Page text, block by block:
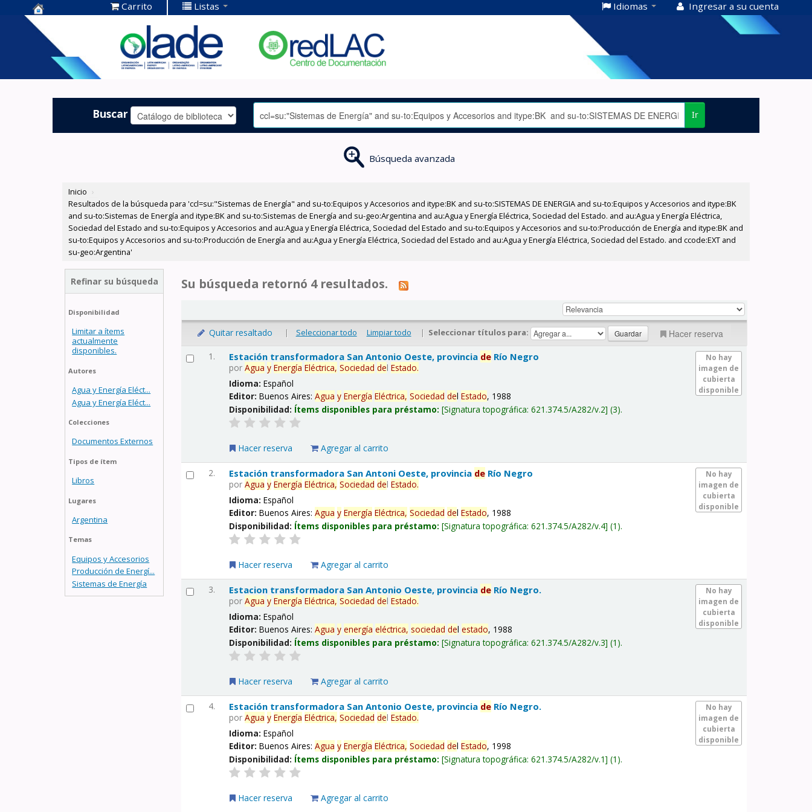
Centro de
Documentación
OLADE -
Carrito Listas Idiomas Ingresar a su cuenta
Buscar Ir
Búsqueda avanzada
Inicio ›
Resultados de la búsqueda para 'ccl=su:"Sistemas de Energía" and su-to:Equipos y Accesorios and itype:BK and su-to:SISTEMAS DE ENERGIA and su-to:Equipos y Accesorios and itype:BK
and su-to:Sistemas de Energía and itype:BK and su-to:Sistemas de Energía and su-geo:Argentina and au:Agua y Energía Eléctrica, Sociedad del Estado. and au:Agua y Energía Eléctrica,
Sociedad del Estado and su-to:Equipos y Accesorios and au:Agua y Energía Eléctrica, Sociedad del Estado and su-to:Equipos y Accesorios and su-to:Producción de Energía and itype:BK and
su-to:Equipos y Accesorios and su-to:Producción de Energía and au:Agua y Energía Eléctrica, Sociedad del Estado and au:Agua y Energía Eléctrica, Sociedad del Estado. and ccode:EXT and
su-geo:Argentina'
Refinar su búsqueda
Disponibilidad
Limitar a ítems
actualmente
disponibles.
Autores
Agua y Energía Eléct...
Agua y Energía Eléct...
Colecciones
Documentos Externos
Tipos de ítem
Libros
Lugares
Argentina
Temas
Equipos y Accesorios
Producción de Energí...
Sistemas de Energía
Su búsqueda retornó 4 resultados.
Quitar resaltado | Seleccionar todo Limpiar todo | Seleccionar títulos para: Hacer reserva
1.
No hay
imagen de
cubierta
disponible
Estación transformadora San Antonio Oeste, provincia de Río Negro
porAgua y Energía Eléctrica, Sociedad delEstado.
Idioma:Español
Editor:Buenos Aires:Agua y Energía Eléctrica, Sociedad delEstado, 1988
Disponibilidad: Ítems disponibles para préstamo: Signatura topográfica:621.374.5/A282/v.2 (3).
Hacer reserva Agregar al carrito
2.
No hay
imagen de
cubierta
disponible
Estación transformadora San Antoni Oeste, provincia de Río Negro
porAgua y Energía Eléctrica, Sociedad delEstado.
Idioma:Español
Editor:Buenos Aires:Agua y Energía Eléctrica, Sociedad delEstado, 1988
Disponibilidad: Ítems disponibles para préstamo: Signatura topográfica:621.374.5/A282/v.4 (1).
Hacer reserva Agregar al carrito
3.
No hay
imagen de
cubierta
disponible
Estacion transformadora San Antonio Oeste, provincia de Río Negro.
porAgua y Energía Eléctrica, Sociedad delEstado.
Idioma:Español
Editor:Buenos Aires:Agua y energía eléctrica, sociedad delestado, 1988
Disponibilidad: Ítems disponibles para préstamo: Signatura topográfica:621.374.5/A282/v.3 (1).
Hacer reserva Agregar al carrito
4.
No hay
imagen de
cubierta
disponible
Estación transformadora San Antonio Oeste, provincia de Río Negro.
porAgua y Energía Eléctrica, Sociedad delEstado.
Idioma:Español
Editor:Buenos Aires:Agua y Energía Eléctrica, Sociedad delEstado, 1998
Disponibilidad: Ítems disponibles para préstamo: Signatura topográfica:621.374.5/A282/v.1 (1).
Hacer reserva Agregar al carrito